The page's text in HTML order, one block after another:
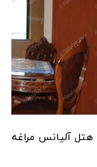
هتل آلیانس مراغه